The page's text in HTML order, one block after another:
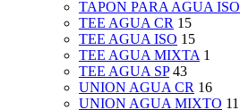
TAPON PARA AGUA ISO
TEE AGUA CR 15
TEE AGUA ISO 15
TEE AGUA MIXTA 1
TEE AGUA SP 43
UNION AGUA CR 16
UNION AGUA MIXTO 11